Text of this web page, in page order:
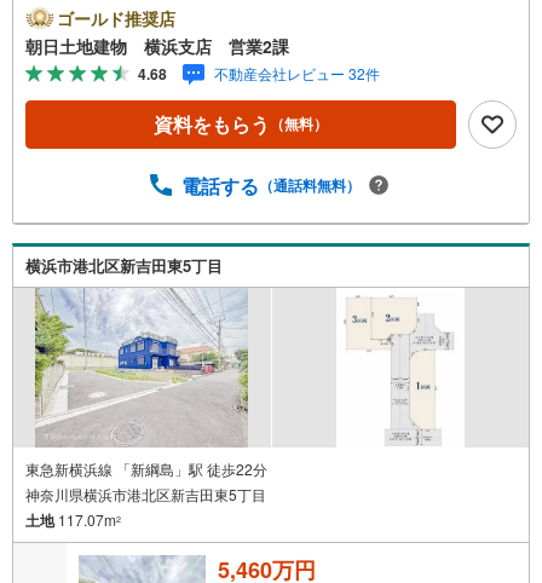
る」ボタンよりご予約いただくとご見学がスムーズです。
【コロナウイルス予防対策実施中】・ご入店時の検温とア
ルコール除菌を設置しております。・接客ブースでは、お
席の間隔を通常より広くお取りします。・全営業車に乗降
車時の消毒、除菌シート等を常備しております。・物件見
学用に使い捨てスリッパ・使い捨て手袋をご用意します。
隙間時間でご来店いただけます。・DVDやおもちゃのある
なく！授乳室やおむつ交換室も備えております。【とこと
ん納得】創業38周年の実績。東京・神奈川・埼玉エリアに1
3店舗展開中です。契約件数5万件を突破した、経験と実績
でお客様により良いご提案をするとともに、私たちはお客
様に安心と安全を提供する自信があります。
ゴールド推奨店
朝日土地建物 横浜支店 営業2課
4.68 不動産会社レビュー 32件
資料をもらう （無料）
電話する （通話料無料）
横浜市港北区新吉田東5丁目
東急新横浜線 「新綱島」駅 徒歩22分
神奈川県横浜市港北区新吉田東5丁目
土地117.07m2
5,460万円